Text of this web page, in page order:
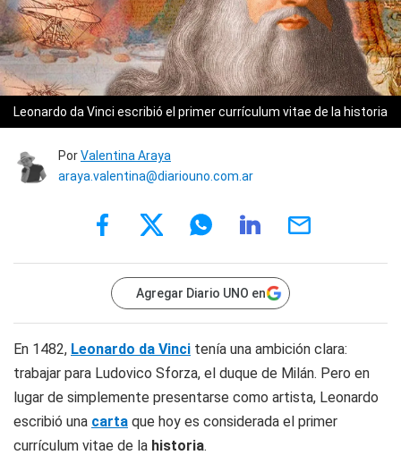
Leonardo da Vinci escribió el primer currículum vitae de la historia
PorValentina Araya
araya.valentina@diariouno.com.ar
Agregar Diario UNO en
En 1482, Leonardo da Vinci tenía una ambición clara:
trabajar para Ludovico Sforza, el duque de Milán. Pero en
lugar de simplemente presentarse como artista, Leonardo
escribió una carta que hoy es considerada el primer
currículum vitae de la historia.